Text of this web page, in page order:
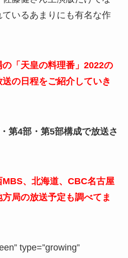
いるあまりにも有名な作
「天皇の料理番」2022の
の日程をご紹介していき
第4部・第5部構成で放送さ
、北海道、CBC名古屋
局の放送予定も調べてま
type=”growing”